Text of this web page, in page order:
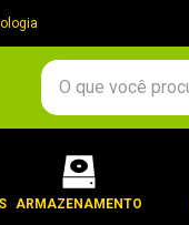
você procura?
ARMAZENAMENTO
gabinete
2º
keychron